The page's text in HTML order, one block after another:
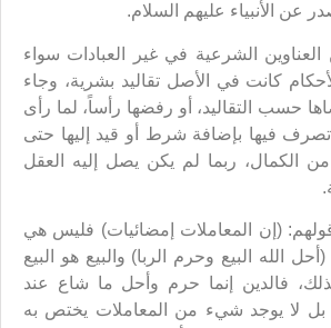
عن الأنبياء عليهم السلام.
الشرعية في غير العبادات سواء
كانت في الأصل تقاليد بشرية، وجاء
حسب التقاليد، أو رفضها رأساً، لما رأى
تصرف فيها بإضافة شرط أو قيد إليها حتى
الكمال، ربما لم يكن يصل إليه العقل
(إن المعاملات إمضائيات) فليس هي
الله البيع وحرم الربا) والبيع هو البيع
فالدين إنما حرم وأحل ما شاع عند
بل لا يوجد شيء من المعاملات يختص به